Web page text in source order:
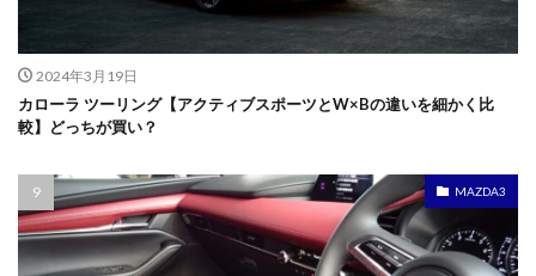
2024年3月19日
カローラ ツーリング【アクティブスポーツとW×Bの違いを細かく比
較】どっちが買い？
MAZDA3